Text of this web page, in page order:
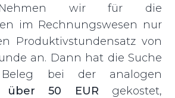
Nehmen wir für die
im Rechnungswesen nur
Produktivstundensatz von
an. Dann hat die Suche
bei der analogen
über 50 EUR gekostet,